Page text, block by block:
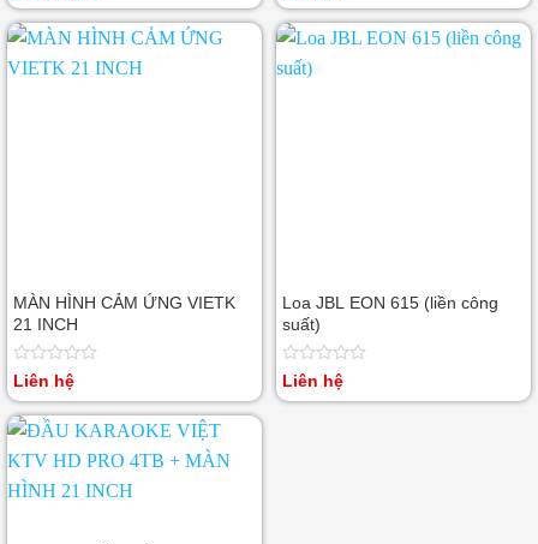
5 sao
hạng
0
sao
MÀN HÌNH CẢM ỨNG VIETK
21 INCH
Được
hạng
0
sao
Liên hệ
Loa JBL EON 615 (liền công
suất)
Được
Liên hệ